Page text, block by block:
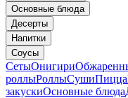
Основные блюда
Десерты
Напитки
Соусы
СетыОнигири
роллыРоллыСушиПицца
закускиОсновные блюда